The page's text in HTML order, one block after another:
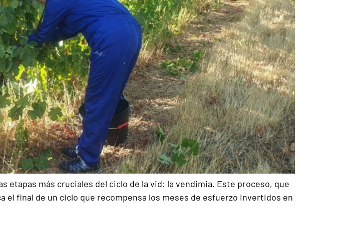
etapas más cruciales del ciclo de la vid: la vendimia. Este proceso, que
final de un ciclo que recompensa los meses de esfuerzo invertidos en